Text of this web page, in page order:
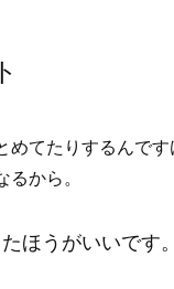
てたりするんで
から。
ほうがいいです